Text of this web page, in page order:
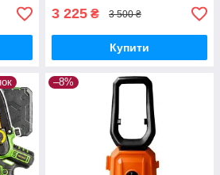
3 225 ₴ 3 500 ₴
Купити
–8%